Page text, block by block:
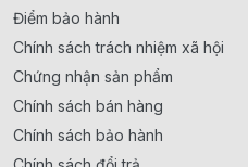
Điểm bảo hành
Chính sách trách nhiệm xã hội
Chứng nhận sản phẩm
Chính sách bán hàng
Chính sách bảo hành